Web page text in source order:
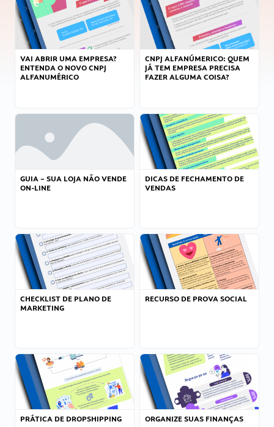
VAI ABRIR UMA EMPRESA?
ENTENDA O NOVO CNPJ
ALFANUMÉRICO
CNPJ ALFANÚMERICO: QUEM
JÁ TEM EMPRESA PRECISA
FAZER ALGUMA COISA?
GUIA – SUA LOJA NÃO VENDE
ON-LINE
DICAS DE FECHAMENTO DE
VENDAS
CHECKLIST DE PLANO DE
MARKETING
RECURSO DE PROVA SOCIAL
PRÁTICA DE DROPSHIPPING ORGANIZE SUAS FINANÇAS